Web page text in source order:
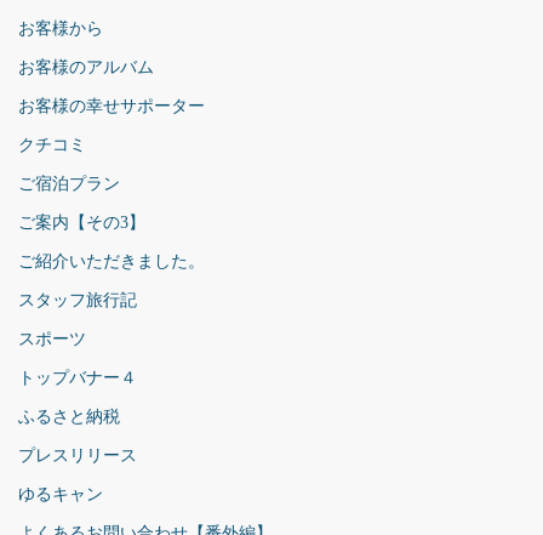
お客様から
お客様のアルバム
お客様の幸せサポーター
クチコミ
ご宿泊プラン
ご案内【その3】
ご紹介いただきました。
スタッフ旅行記
スポーツ
トップバナー４
ふるさと納税
プレスリリース
ゆるキャン